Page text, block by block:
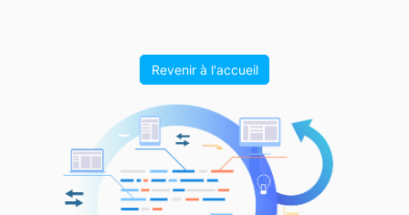
Revenir à l'accueil